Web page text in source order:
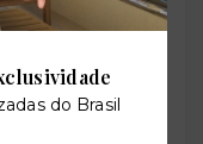
- 58037-030
do Brasil